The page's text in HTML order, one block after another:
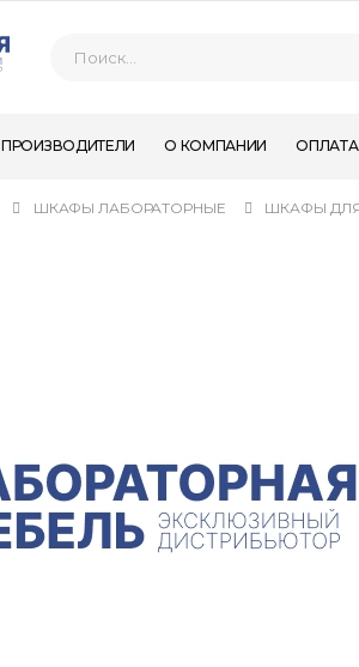
ПРОИЗВОДИТЕЛИ О КОМПАНИИ
ШКАФЫ ЛАБОРАТОРНЫЕ ШКАФЫ